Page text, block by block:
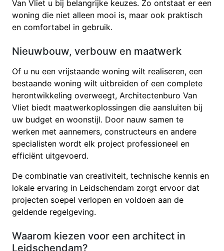
Van Vliet u bij belangrijke keuzes. Zo ontstaat er een
woning die niet alleen mooi is, maar ook praktisch
en comfortabel in gebruik.
Nieuwbouw, verbouw en maatwerk
Of u nu een vrijstaande woning wilt realiseren, een
bestaande woning wilt uitbreiden of een complete
herontwikkeling overweegt, Architectenburo Van
Vliet biedt maatwerkoplossingen die aansluiten bij
uw budget en woonstijl. Door nauw samen te
werken met aannemers, constructeurs en andere
specialisten wordt elk project professioneel en
efficiënt uitgevoerd.
De combinatie van creativiteit, technische kennis en
lokale ervaring in Leidschendam zorgt ervoor dat
projecten soepel verlopen en voldoen aan de
geldende regelgeving.
Waarom kiezen voor een architect in
Leidschendam?